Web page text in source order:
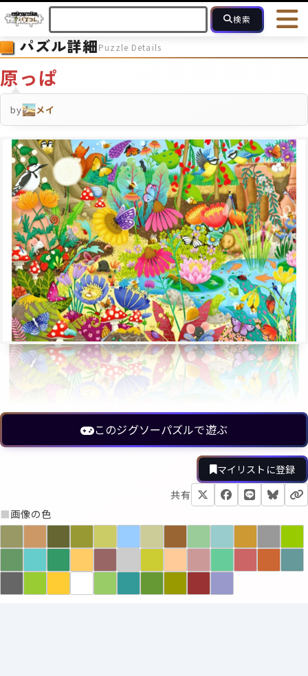
検索
HOME 会員登録
ヘルプ
フォローしている人のパズル 人気のパズル 最近投稿され
モザイク モザイクのみ
パズル詳細Puzzle Details
原っぱ
by メイ
このジグソーパズルで遊ぶ
マイリストに登録
共有
■画像の色